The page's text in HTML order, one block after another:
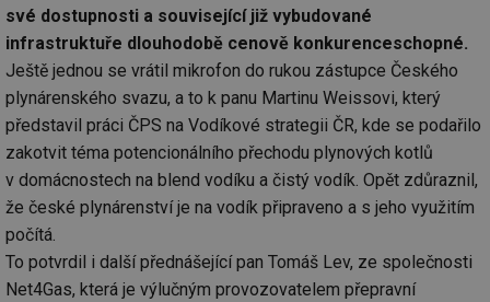
své dostupnosti a související již vybudované
infrastruktuře dlouhodobě cenově konkurenceschopné.
Ještě jednou se vrátil mikrofon do rukou zástupce Českého
plynárenského svazu, a to k panu Martinu Weissovi, který
představil práci ČPS na Vodíkové strategii ČR, kde se podařilo
zakotvit téma potencionálního přechodu plynových kotlů
v domácnostech na blend vodíku a čistý vodík. Opět zdůraznil,
že české plynárenství je na vodík připraveno a s jeho využitím
počítá.
To potvrdil i další přednášející pan Tomáš Lev, ze společnosti
Net4Gas, která je výlučným provozovatelem přepravní